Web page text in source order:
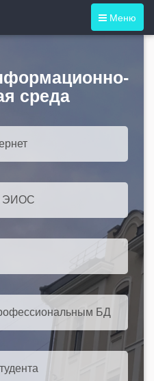
Меню
среда
ЭИОС
БД